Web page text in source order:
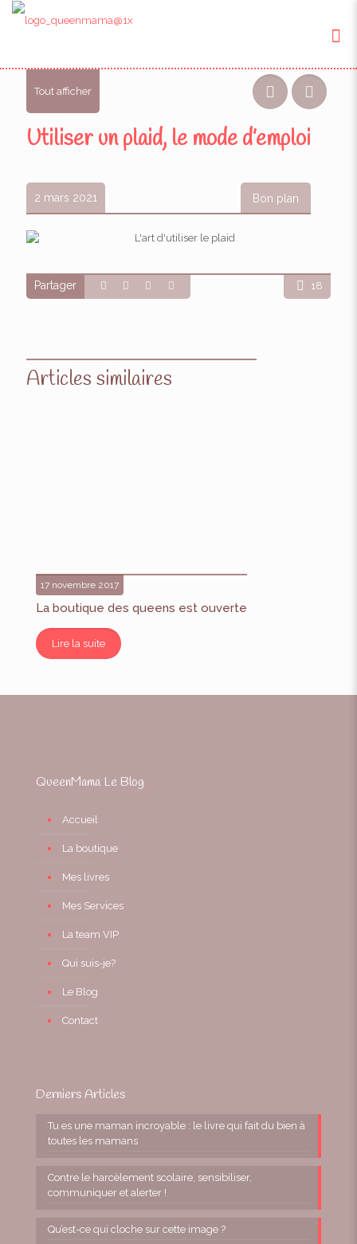
Tout afficher
Utiliser un plaid, le mode d’emploi
2 mars 2021 Bon plan
Partager 18
Articles similaires
17 novembre 2017
La boutique des queens est ouverte
Lire la suite
QueenMama Le Blog
Accueil
La boutique
Mes livres
Mes Services
La team VIP
Qui suis-je?
Le Blog
Contact
Derniers Articles
Tu es une maman incroyable : le livre qui fait du bien à
toutes les mamans
Contre le harcèlement scolaire, sensibiliser,
communiquer et alerter !
Qu’est-ce qui cloche sur cette image ?